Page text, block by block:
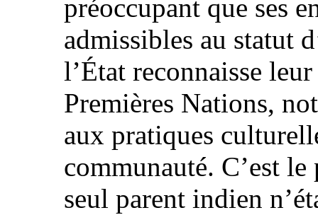
préoccupant que ses
admissibles au statut
l’État reconnaisse
Premières Nations,
aux pratiques
communauté. C’est
seul parent indien